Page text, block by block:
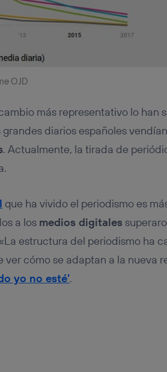
OJD
más representativo lo han
grandes diarios españoles
. Actualmente, la tirada de
que ha vivido el periodismo es
a los medios digitales
estructura del periodismo ha
ver cómo se adaptan a la nueva
yo no esté’.